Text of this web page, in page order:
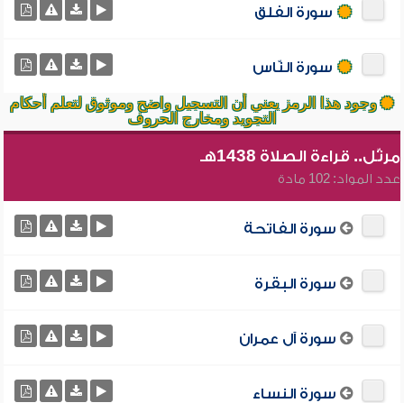
سورة الفلق
سورة النّاس
وجود هذا الرمز يعني أن التسجيل واضح وموثوق لتعلم أحكام
التجويد ومخارج الحروف
مرتّل.. قراءة الصلاة 1438هـ
عدد المواد: 102 مادة
سورة الفاتحة
سورة البقرة
سورة آل عمران
سورة النساء